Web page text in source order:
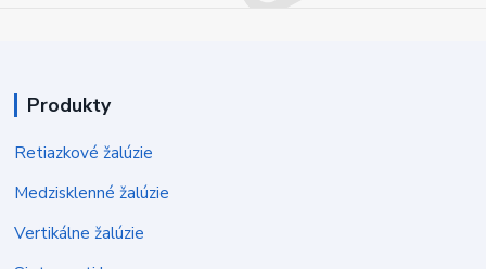
Produkty
Retiazkové žalúzie
Medzisklenné žalúzie
Vertikálne žalúzie